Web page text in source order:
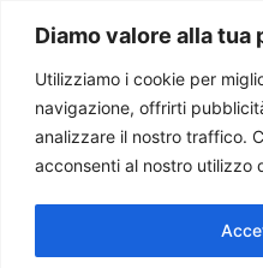
Diamo valore alla tua
Utilizziamo i cookie per
navigazione, offrirti
analizzare il nostro traffico.
acconsenti al nostro utilizzo
Paolo
Il Fuoco
Pentecoste e
Misericordia
Biagetti